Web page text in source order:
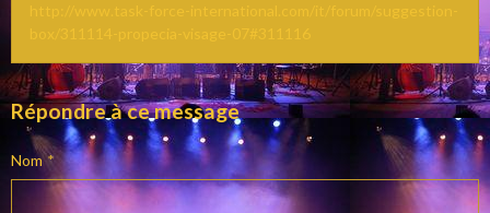
http://www.task-force-international.com/it/forum/suggestion-
box/311114-propecia-visage-07#311116
Répondre à ce message
Nom